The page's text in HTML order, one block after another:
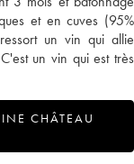
et en cuves (95%
un vin qui allie
un vin qui est très
CHÂTEAU